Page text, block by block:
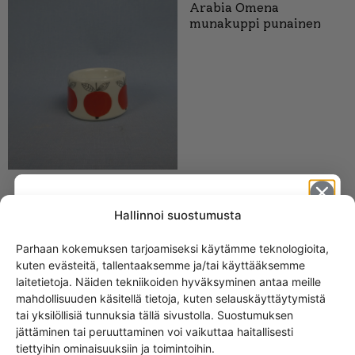
Hallinnoi suostumusta
Parhaan kokemuksen tarjoamiseksi käytämme teknologioita,
kuten evästeitä, tallentaaksemme ja/tai käyttääksemme
laitetietoja. Näiden tekniikoiden hyväksyminen antaa meille
mahdollisuuden käsitellä tietoja, kuten selauskäyttäytymistä
tai yksilöllisiä tunnuksia tällä sivustolla. Suostumuksen
jättäminen tai peruuttaminen voi vaikuttaa haitallisesti
tiettyihin ominaisuuksiin ja toimintoihin.
Arabia Omena
munakuppi punainen
Arabia Pilkku
28,00€
Get -5%
off?
Yes! I want the discount